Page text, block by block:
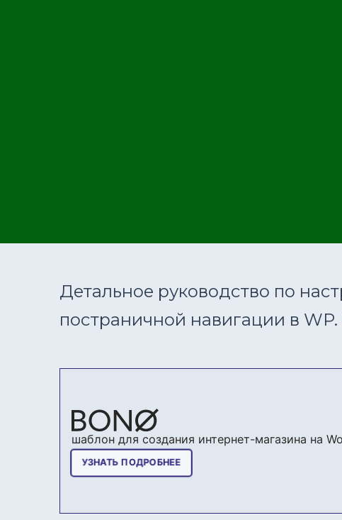
Детальное руководство по
постраничной навигации в